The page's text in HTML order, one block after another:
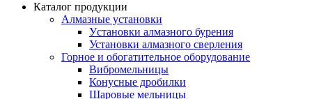
Каталог продукции
Алмазные установки
Уcтановки алмазного бурения
Установки алмазного сверления
Горное и обогатительное оборудование
Вибромельницы
Конусные дробилки
Шаровые мельницы